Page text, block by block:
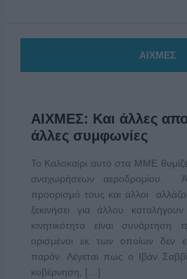
ΑΙΧΜΕΣ
ΑΙΧΜΕΣ: Και άλλες
άλλες συμφωνίες
Το Καλοκαίρι αυτό στα ΜΜΕ
αναχωρήσεων αεροδρομίου.
προορισμό τους και άλλοι
ξεκινήσει για άλλου
κινητικότητα είναι
ορισμένοι εκ των οποίων δεν
παρόν. Λέγεται πως ο Ιβάν
κυβέρνηση, […]